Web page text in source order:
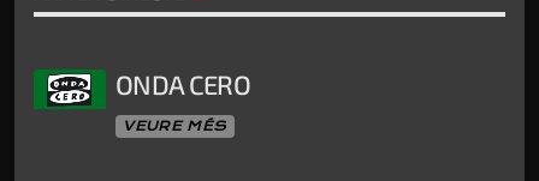
ONDA CERO
VEURE MÉS